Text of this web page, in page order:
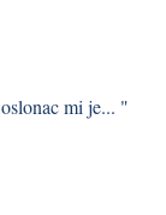
mi je... "